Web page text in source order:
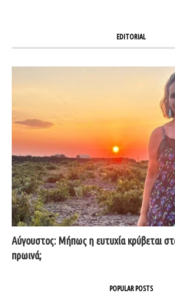
EDITORIAL
Αύγουστος: Μήπως η ευτυχία κρύβεται
πρωινά;
POPULAR POSTS